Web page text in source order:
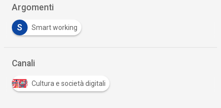
Argomenti
S Smart working
Canali
Cultura e società digitali